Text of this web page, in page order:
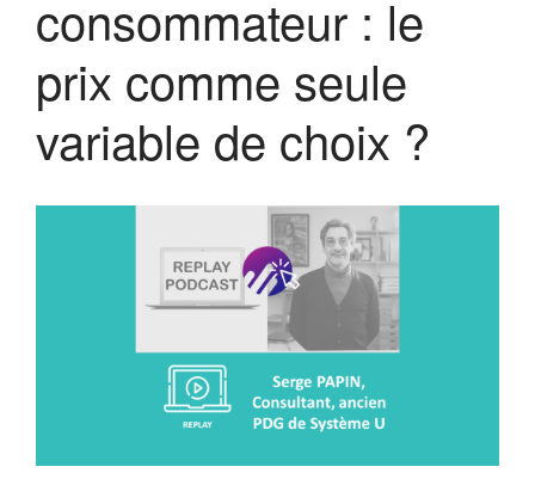
consommateur : le
prix comme seule
variable de choix ?